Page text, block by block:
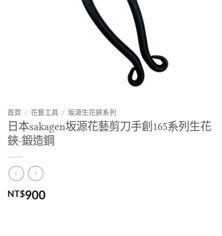
首頁 / 花藝工具 / 坂源生花鋏系列
日本sakagen坂源花藝剪刀手創165系列生花
鋏-鍛造鋼
NT$900